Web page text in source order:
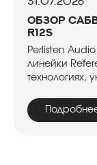
Обзор
R12s
Perlisten
линейки
технологиях,